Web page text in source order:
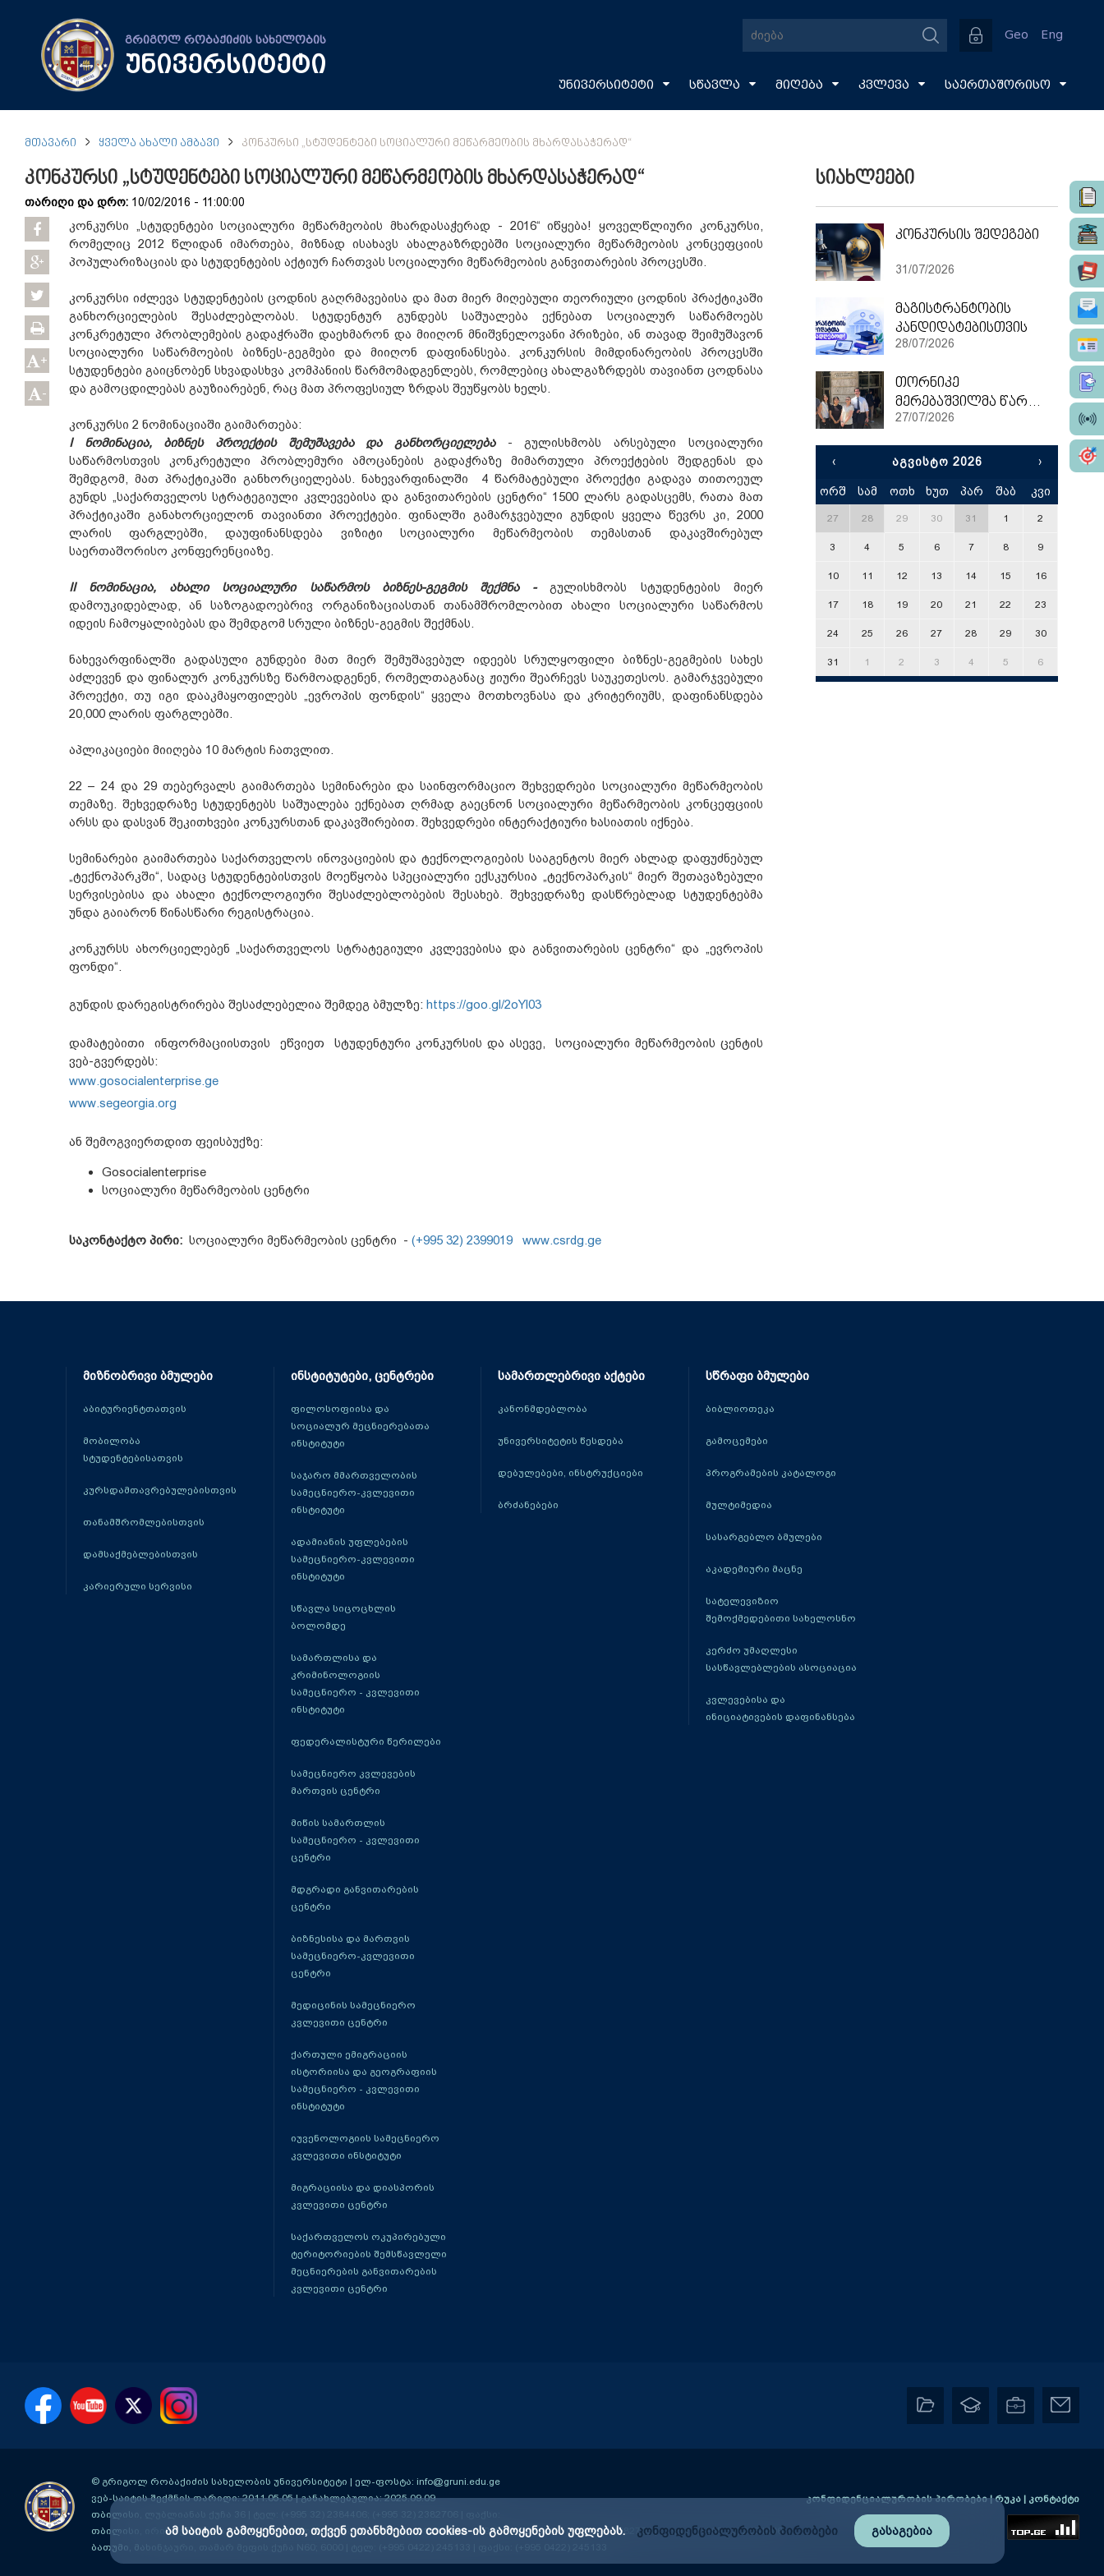
გრიგოლ რობაქიძის სახელობის
უნივერსიტეტი
Geo Eng
უნივერსიტეტი სწავლა მიღება კვლევა საერთაშორისო
ᲛᲗᲐᲕᲐᲠᲘ ᲧᲕᲔᲚᲐ ᲐᲮᲐᲚᲘ ᲐᲛᲑᲐᲕᲘ ᲙᲝᲜᲙᲣᲠᲡᲘ „ᲡᲢᲣᲓᲔᲜᲢᲔᲑᲘ ᲡᲝᲪᲘᲐᲚᲣᲠᲘ ᲛᲔᲬᲐᲠᲛᲔᲝᲑᲘᲡ ᲛᲮᲐᲠᲓᲐᲡᲐᲭᲔᲠᲐᲓ“
კონკურსი „სტუდენტები სოციალური მეწარმეობის მხარდასაჭერად“
თარიღი და დრო: 10/02/2016 - 11:00:00
+
-
კონკურსი „სტუდენტები სოციალური მეწარმეობის მხარდასაჭერად - 2016“ იწყება! ყოველწლიური კონკურსი,
რომელიც 2012 წლიდან იმართება, მიზნად ისახავს ახალგაზრდებში სოციალური მეწარმეობის კონცეფციის
პოპულარიზაციას და სტუდენტების აქტიურ ჩართვას სოციალური მეწარმეობის განვითარების პროცესში.
კონკურსი იძლევა სტუდენტების ცოდნის გაღრმავებისა და მათ მიერ მიღებული თეორიული ცოდნის პრაქტიკაში
განხორციელების შესაძლებლობას. სტუდენტურ გუნდებს საშუალება ექნებათ სოციალურ საწარმოებს
კონკრეტული პრობლემების გადაჭრაში დაეხმარონ და მიიღონ მნიშვნელოვანი პრიზები, ან თავად შეიმუშავონ
სოციალური საწარმოების ბიზნეს-გეგმები და მიიღონ დაფინანსება. კონკურსის მიმდინარეობის პროცესში
სტუდენტები გაიცნობენ სხვადასხვა კომპანიის წარმომადგენლებს, რომლებიც ახალგაზრდებს თავიანთ ცოდნასა
და გამოცდილებას გაუზიარებენ, რაც მათ პროფესიულ ზრდას შეუწყობს ხელს.
კონკურსი 2 ნომინაციაში გაიმართება:
I ნომინაცია, ბიზნეს პროექტის შემუშავება და განხორციელება- გულისხმობს არსებული სოციალური
საწარმოსთვის კონკრეტული პრობლემური ამოცანების გადაჭრაზე მიმართული პროექტების შედგენას და
შემდგომ, მათ პრაქტიკაში განხორციელებას. ნახევარფინალში 4 წარმატებული პროექტი გადავა თითოეულ
გუნდს „საქართველოს სტრატეგიული კვლევებისა და განვითარების ცენტრი“ 1500 ლარს გადასცემს, რათა მათ
პრაქტიკაში განახორციელონ თავიანთი პროექტები. ფინალში გამარჯვებული გუნდის ყველა წევრს კი, 2000
ლარის ფარგლებში, დაუფინანსდება ვიზიტი სოციალური მეწარმეობის თემასთან დაკავშირებულ
საერთაშორისო კონფერენციაზე.
II ნომინაცია, ახალი სოციალური საწარმოს ბიზნეს-გეგმის შექმნა -გულისხმობს სტუდენტების მიერ
დამოუკიდებლად, ან საზოგადოებრივ ორგანიზაციასთან თანამშრომლობით ახალი სოციალური საწარმოს
იდეის ჩამოყალიბებას და შემდგომ სრული ბიზნეს-გეგმის შექმნას.
ნახევარფინალში გადასული გუნდები მათ მიერ შემუშავებულ იდეებს სრულყოფილი ბიზნეს-გეგმების სახეს
აძლევენ და ფინალურ კონკურსზე წარმოადგენენ, რომელთაგანაც ჟიური შეარჩევს საუკეთესოს. გამარჯვებული
პროექტი, თუ იგი დააკმაყოფილებს „ევროპის ფონდის“ ყველა მოთხოვნასა და კრიტერიუმს, დაფინანსდება
20,000 ლარის ფარგლებში.
აპლიკაციები მიიღება 10 მარტის ჩათვლით.
22 – 24 და 29 თებერვალს გაიმართება სემინარები და საინფორმაციო შეხვედრები სოციალური მეწარმეობის
თემაზე. შეხვედრაზე სტუდენტებს საშუალება ექნებათ ღრმად გაეცნონ სოციალური მეწარმეობის კონცეფციის
არსს და დასვან შეკითხვები კონკურსთან დაკავშირებით. შეხვედრები ინტერაქტიური ხასიათის იქნება.
სემინარები გაიმართება საქართველოს ინოვაციების და ტექნოლოგიების სააგენტოს მიერ ახლად დაფუძნებულ
„ტექნოპარკში“, სადაც სტუდენტებისთვის მოეწყობა სპეციალური ექსკურსია „ტექნოპარკის“ მიერ შეთავაზებული
სერვისებისა და ახალი ტექნოლოგიური შესაძლებლობების შესახებ. შეხვედრაზე დასწრებლად სტუდენტებმა
უნდა გაიარონ წინასწარი რეგისტრაცია.
კონკურსს ახორციელებენ „საქართველოს სტრატეგიული კვლევებისა და განვითარების ცენტრი“ და „ევროპის
ფონდი“.
გუნდის დარეგისტრირება შესაძლებელია შემდეგ ბმულზე: https://goo.gl/2oYl03
დამატებითი ინფორმაციისთვის ეწვიეთ სტუდენტური კონკურსის და ასევე, სოციალური მეწარმეობის ცენტის
ვებ-გვერდებს:
www.gosocialenterprise.ge
www.segeorgia.org
ან შემოგვიერთდით ფეისბუქზე:
Gosocialenterprise
სოციალური მეწარმეობის ცენტრი
საკონტაქტო პირი:სოციალური მეწარმეობის ცენტრი - (+995 32) 2399019 www.csrdg.ge
სიახლეები
კონკურსის შედეგები
31/07/2026
მაგისტრანტობის
კანდიდატებისთვის
28/07/2026
თორნიკე
მერებაშვილმა წარჩინებით დაასრულა ეტვოშ ლორანის უნივერსიტეტის სამაგისტრო პროგრამა
27/07/2026
‹ ᲐᲒᲕᲘᲡᲢᲝ 2026 ›
ორშ სამ ოთხ ხუთ პარ შაბ კვი
27 28 29 30 31 1 2
3 4 5 6 7 8 9
10 11 12 13 14 15 16
17 18 19 20 21 22 23
24 25 26 27 28 29 30
31 1 2 3 4 5 6
მიზნობრივი ბმულები
აბიტურიენტთათვის
მობილობა
სტუდენტებისათვის
კურსდამთავრებულებისთვის
თანამშრომლებისთვის
დამსაქმებლებისთვის
კარიერული სერვისი
ინსტიტუტები, ცენტრები
ფილოსოფიისა და
სოციალურ მეცნიერებათა
ინსტიტუტი
საჯარო მმართველობის
სამეცნიერო-კვლევითი
ინსტიტუტი
ადამიანის უფლებების
სამეცნიერო-კვლევითი
ინსტიტუტი
სწავლა სიცოცხლის
ბოლომდე
სამართლისა და
კრიმინოლოგიის
სამეცნიერო - კვლევითი
ინსტიტუტი
ფედერალისტური წერილები
სამეცნიერო კვლევების
მართვის ცენტრი
მიწის სამართლის
სამეცნიერო - კვლევითი
ცენტრი
მდგრადი განვითარების
ცენტრი
ბიზნესისა და მართვის
სამეცნიერო-კვლევითი
ცენტრი
მედიცინის სამეცნიერო
კვლევითი ცენტრი
ქართული ემიგრაციის
ისტორიისა და გეოგრაფიის
სამეცნიერო - კვლევითი
ინსტიტუტი
იუვენოლოგიის სამეცნიერო
კვლევითი ინსტიტუტი
მიგრაციისა და დიასპორის
კვლევითი ცენტრი
საქართველოს ოკუპირებული
ტერიტორიების შემსწავლელი
მეცნიერების განვითარების
კვლევითი ცენტრი
სამართლებრივი აქტები
კანონმდებლობა
უნივერსიტეტის წესდება
დებულებები, ინსტრუქციები
ბრძანებები
სწრაფი ბმულები
ბიბლიოთეკა
გამოცემები
პროგრამების კატალოგი
მულტიმედია
სასარგებლო ბმულები
აკადემიური მაცნე
სატელევიზიო
შემოქმედებითი სახელოსნო
კერძო უმაღლესი
სასწავლებლების ასოციაცია
კვლევებისა და
ინიციატივების დაფინანსება
© გრიგოლ რობაქიძის სახელობის უნივერსიტეტი | ელ-ფოსტა: info@gruni.edu.ge
ვებ-საიტის შექმნის თარიღი: 2011.05.05 | განახლებულია: 2025.09.09
თბილისი, ლუბლიანას ქუჩა 36
თბილისი, ირინა ენუქიძის #3 (აღმაშენებლის ხეივანი მე-13 კმ); 0159| ტელ: (+995 32) 2384406; (+995 32) 2382706 | ფაქსი: (+995 32) 2384406
ბათუმი, მახინჯაური, თამარ მეფის ქუჩა N60; 6000
კონფიდენციალურობის პირობები|რუკა | კონტაქტი
ამ საიტის გამოყენებით, თქვენ ეთანხმებით cookies-ის გამოყენების უფლებას. კონფიდენციალურობის პირობები გასაგებია